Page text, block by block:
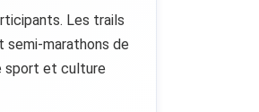
Les trails
semi-marathons de
sport et culture